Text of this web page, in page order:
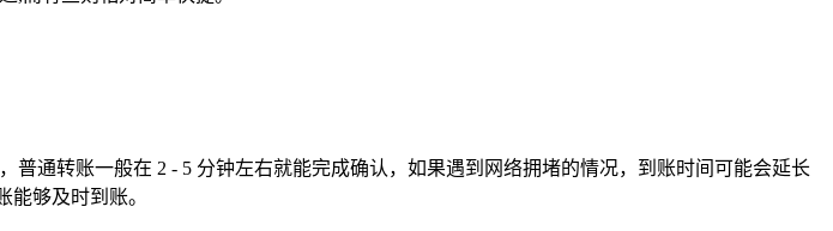
通转账一般在 2 - 5 分钟左右就能完成确认，如果遇到网络拥堵的情况，到账时间可能会延长
够及时到账。